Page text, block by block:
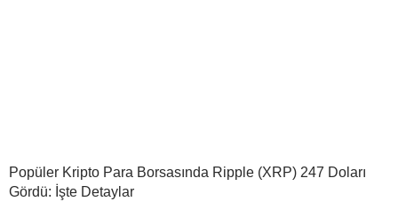
Popüler Kripto Para Borsasında Ripple (XRP) 247 Doları
Gördü: İşte Detaylar